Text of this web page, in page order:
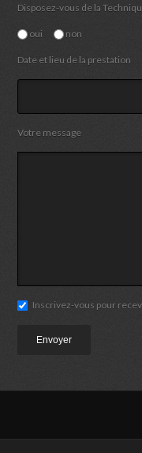
Disposez-vous de la
oui non
Date et lieu de la prestation
Votre message
Inscrivez-vous pour